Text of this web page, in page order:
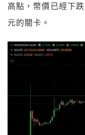
高點，幣價已經下
元的關卡。